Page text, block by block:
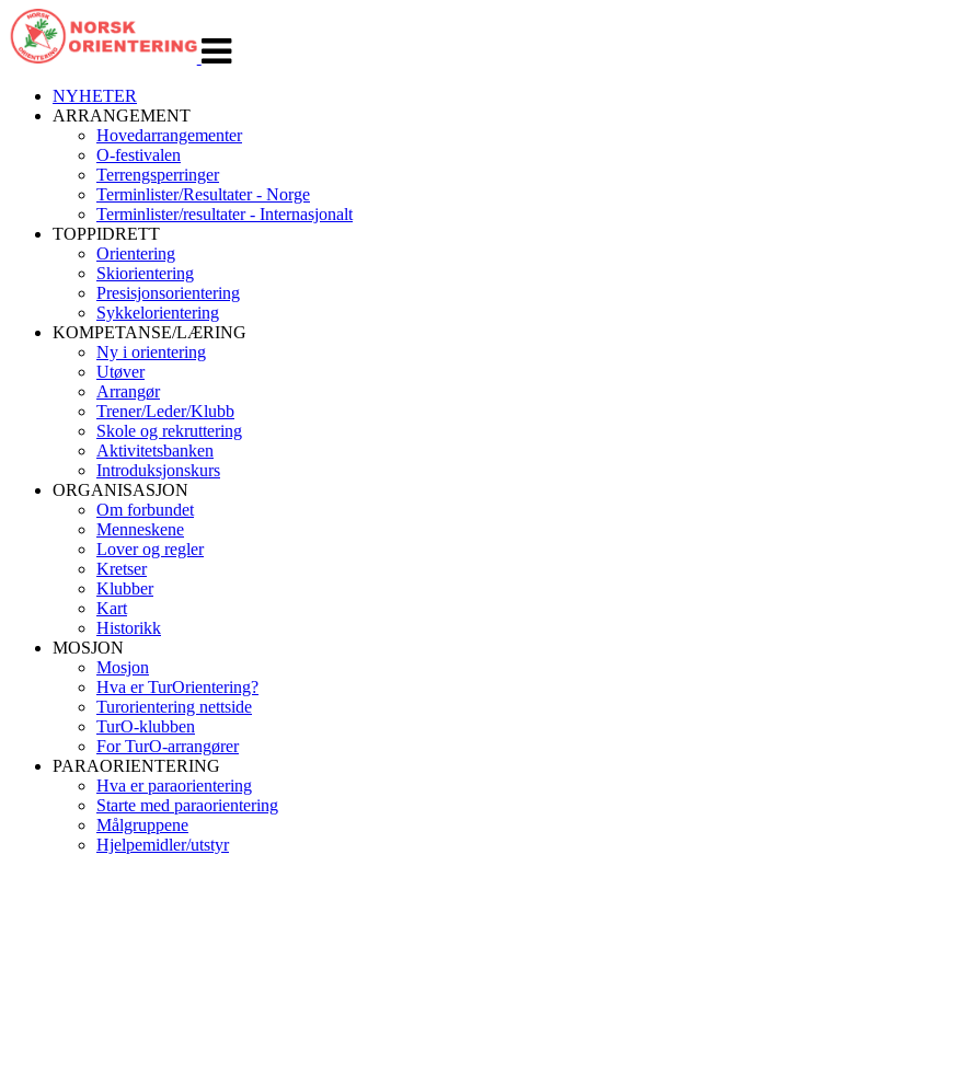
navigasjon
NYHETER
ARRANGEMENT
Hovedarrangementer
O-festivalen
Terrengsperringer
Terminlister/Resultater - Norge
Terminlister/resultater - Internasjonalt
TOPPIDRETT
Orientering
Skiorientering
Presisjonsorientering
Sykkelorientering
KOMPETANSE/LÆRING
Ny i orientering
Utøver
Arrangør
Trener/Leder/Klubb
Skole og rekruttering
Aktivitetsbanken
Introduksjonskurs
ORGANISASJON
Om forbundet
Menneskene
Lover og regler
Kretser
Klubber
Kart
Historikk
MOSJON
Mosjon
Hva er TurOrientering?
Turorientering nettside
TurO-klubben
For TurO-arrangører
PARAORIENTERING
Hva er paraorientering
Starte med paraorientering
Målgruppene
Hjelpemidler/utstyr